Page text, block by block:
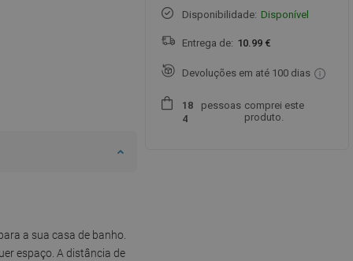
a sua casa de banho.
espaço. A distância de
Disponibilidade: Disponível
Entrega de: 10.99 €
Devoluções em até 100 dias
1 8
4
pessoas comprei este
produto.